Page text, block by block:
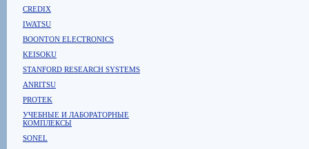
CREDIX
IWATSU
BOONTON ELECTRONICS
KEISOKU
STANFORD RESEARCH SYSTEMS
ANRITSU
PROTEK
УЧЕБНЫЕ И ЛАБОРАТОРНЫЕ
КОМПЛЕКСЫ
SONEL